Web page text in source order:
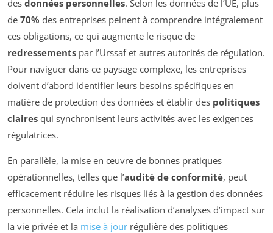
des données personnelles. Selon les données de l’UE, plus
de 70% des entreprises peinent à comprendre intégralement
ces obligations, ce qui augmente le risque de
redressements par l’Urssaf et autres autorités de régulation.
Pour naviguer dans ce paysage complexe, les entreprises
doivent d’abord identifier leurs besoins spécifiques en
matière de protection des données et établir des politiques
claires qui synchronisent leurs activités avec les exigences
régulatrices.
En parallèle, la mise en œuvre de bonnes pratiques
opérationnelles, telles que l’audité de conformité, peut
efficacement réduire les risques liés à la gestion des données
personnelles. Cela inclut la réalisation d’analyses d’impact sur
la vie privée et la mise à jour régulière des politiques